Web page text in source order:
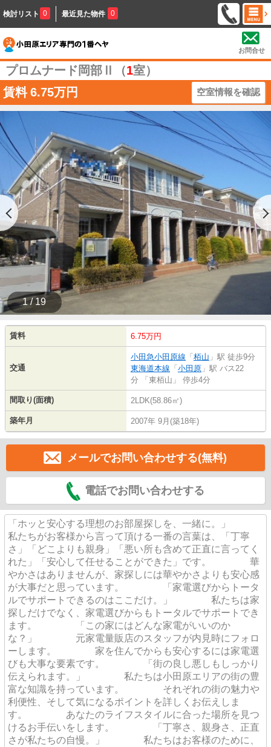
検討リスト 0 最近見た物件 0
お問合せ
プロムナード岡部Ⅱ（1室）
賃料 6.75万円 空室情報を確認
1 / 19
賃料 6.75万円
交通
小田急小田原線 「 栢山 」駅 徒歩9分
東海道本線 「 小田原 」駅 バス22
分 「東栢山」 停歩4分
間取り(面積) 2LDK(58.86㎡)
築年月 2007年 9月(築18年)
メールでお問い合わせする(無料)
電話でお問い合わせする
「ホッと安心する理想のお部屋探しを、一緒に。」
私たちがお客様から言って頂ける一番の言葉は、「丁寧
さ」「どこよりも親身」「悪い所も含めて正直に言ってく
れた」「安心して任せることができた」です。 華
やかさはありませんが、家探しには華やかさよりも安心感
が大事だと思っています。 「家電選びからトータ
ルでサポートできるのはここだけ。」 私たちは家
探しだけでなく、家電選びからもトータルでサポートでき
ます。 「この家にはどんな家電がいいのか
な？」 元家電量販店のスタッフが内見時にフォロ
ーします。 家を住んでからも安心するには家電選
びも大事な要素です。 「街の良し悪しもしっかり
伝えられます。」 私たちは小田原エリアの街の豊
富な知識を持っています。 それぞれの街の魅力や
利便性、そして気になるポイントを詳しくお伝えしま
す。 あなたのライフスタイルに合った場所を見つ
けるお手伝いをします。 「丁寧さ、親身さ、正直
さが私たちの自慢。」 私たちはお客様のために、